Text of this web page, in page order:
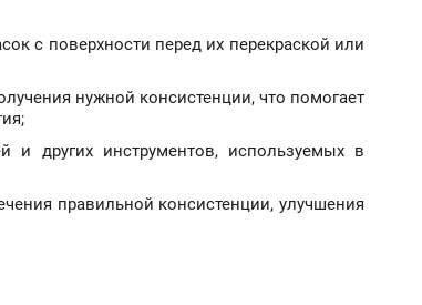
с поверхности перед их перекраской или
нужной консистенции, что помогает
и других инструментов, используемых в
правильной консистенции, улучшения